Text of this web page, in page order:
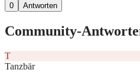
0 Antworten
Community-
T
Tanzbär